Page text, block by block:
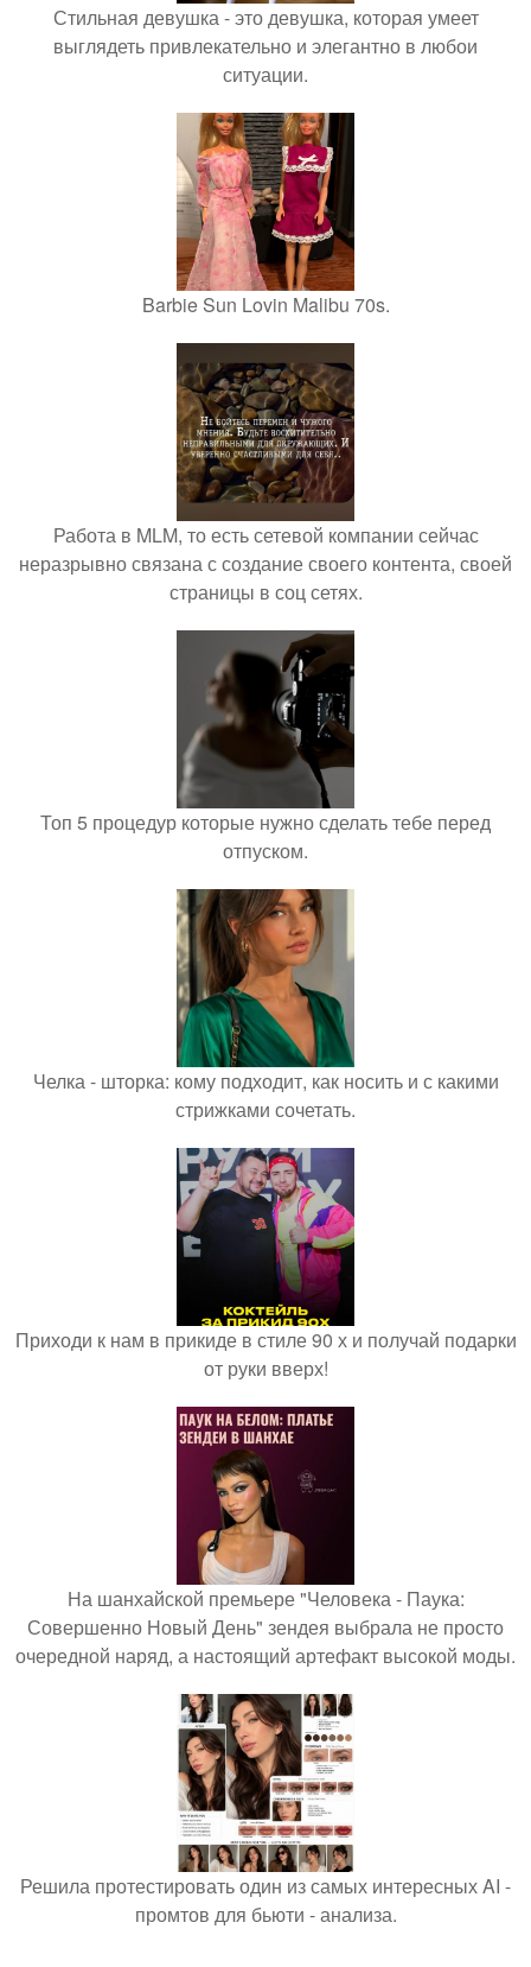
Стильная девушка - это девушка, которая умеет
выглядеть привлекательно и элегантно в любои
ситуации.
Barbie Sun Lovin Malibu 70s.
Работа в MLM, то есть сетевой компании сейчас
неразрывно связана с создание своего контента, своей
страницы в соц сетях.
Топ 5 процедур которые нужно сделать тебе перед
отпуском.
Челка - шторка: кому подходит, как носить и с какими
стрижками сочетать.
Приходи к нам в прикиде в стиле 90 х и получай подарки
от руки вверх!
На шанхайской премьере "Человека - Паука:
Совершенно Новый День" зендея выбрала не просто
очередной наряд, а настоящий артефакт высокой моды.
Решила протестировать один из самых интересных AI -
промтов для бьюти - анализа.